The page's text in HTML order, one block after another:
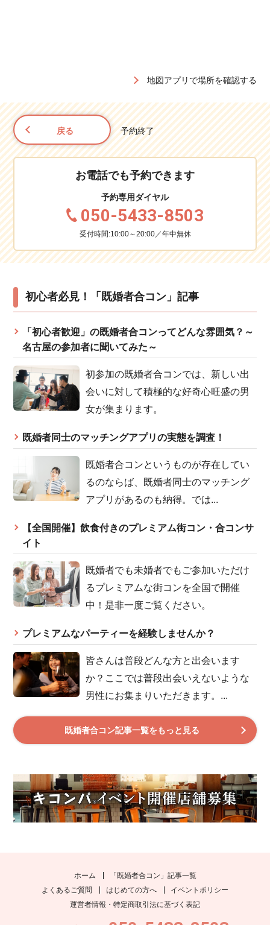
地図アプリで場所を確認する
戻る 予約終了
お電話でも予約できます
予約専用ダイヤル
050-5433-8503
受付時間:10:00～20:00／年中無休
初心者必見！「既婚者合コン」記事
「初心者歓迎」の既婚者合コンってどんな雰囲気？～
名古屋の参加者に聞いてみた～
初参加の既婚者合コンでは、新しい出
会いに対して積極的な好奇心旺盛の男
女が集まります。
既婚者同士のマッチングアプリの実態を調査！
既婚者合コンというものが存在してい
るのならば、既婚者同士のマッチング
アプリがあるのも納得。では...
【全国開催】飲食付きのプレミアム街コン・合コンサ
イト
既婚者でも未婚者でもご参加いただけ
るプレミアムな街コンを全国で開催
中！是非一度ご覧ください。
プレミアムなパーティーを経験しませんか？
皆さんは普段どんな方と出会います
か？ここでは普段出会いえないような
男性にお集まりいただきます。...
既婚者合コン記事一覧をもっと見る
ホーム
「既婚者合コン」記事一覧
よくあるご質問
はじめての方へ
イベントポリシー
運営者情報・特定商取引法に基づく表記